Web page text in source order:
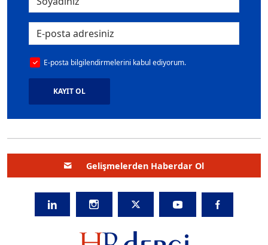
E-posta bilgilendirmelerini kabul ediyorum.
KAYIT OL
Gelişmelerden Haberdar Ol